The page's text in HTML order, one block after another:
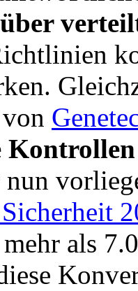
Kontrollen
nun
als